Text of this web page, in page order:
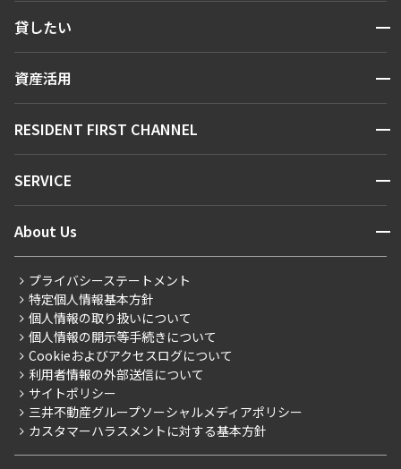
人気エリアから探す
新着情報から探す
新着募集情報
こだわりから探す
こだわり一覧
プレミアムマンション
新築
当社限定（港区・渋谷区）
当社限定（港区・渋谷区以外）
三井不動産企画
貸したい 開閉
お問い合わせ
資産活用 開閉
お問い合わせ
RESIDENT FIRST CHANNEL 開閉
マンションレポート
住まいのコラム
SERVICE 開閉
会員ページ
ご入居・提携サービス
お部屋探しからご契約まで
よくあるご質問
社宅紹介
【仲介会社様向け】当社仲介事業部取り扱い物件入居申込
About Us 開閉
会社情報
事業案内
採用情報
ニュースリリース
お問い合わせ
プライバシーステートメント
特定個人情報基本方針
個人情報の取り扱いについて
個人情報の開示等手続きについて
Cookieおよびアクセスログについて
利用者情報の外部送信について
サイトポリシー
三井不動産グループソーシャルメディアポリシー
カスタマーハラスメントに対する基本方針